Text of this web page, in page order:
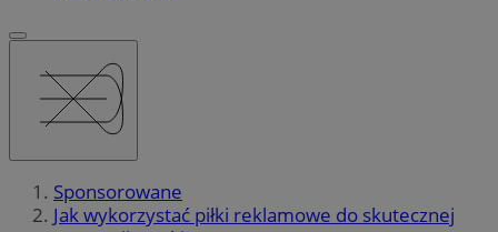
Sponsorowane
Jak wykorzystać piłki reklamowe do skutecznej